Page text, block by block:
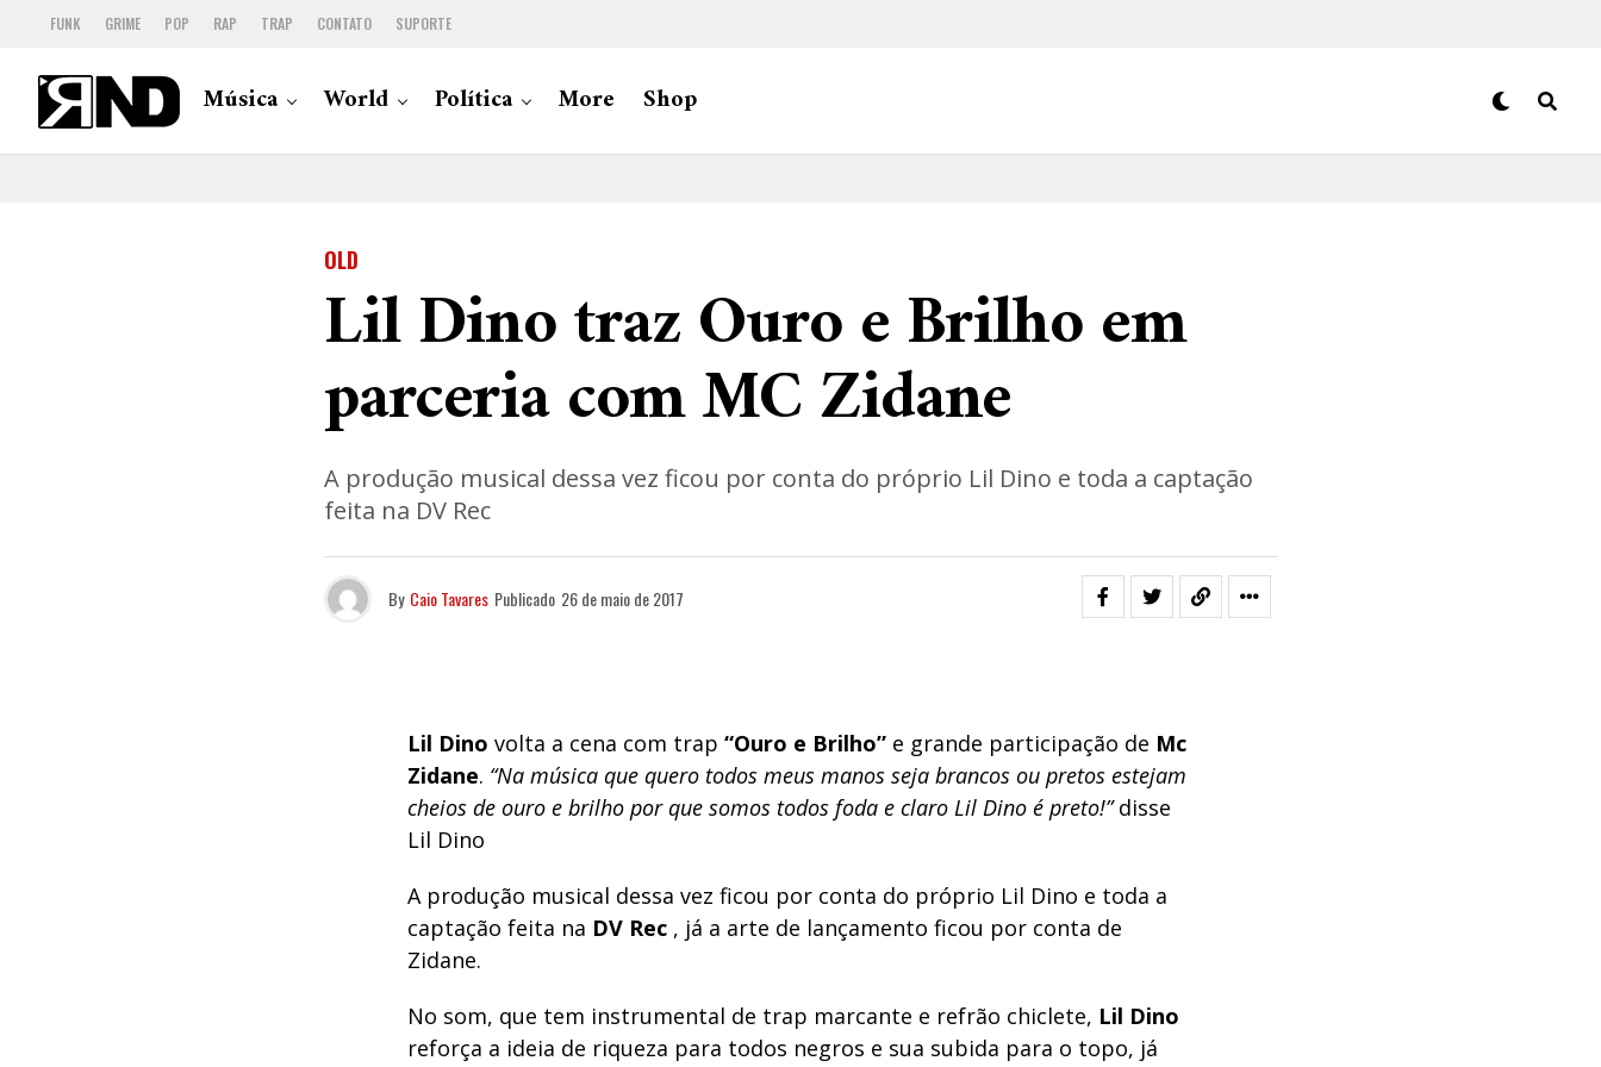
FUNK GRIME POP RAP TRAP CONTATO SUPORTE
Música World Política More Shop
OLD
Lil Dino traz Ouro e Brilho em
parceria com MC Zidane
A produção musical dessa vez ficou por conta do próprio Lil Dino e toda a captação
feita na DV Rec
By Caio Tavares Publicado 26 de maio de 2017
Lil Dino volta a cena com trap “Ouro e Brilho” e grande participação de Mc
Zidane. “Na música que quero todos meus manos seja brancos ou pretos estejam
cheios de ouro e brilho por que somos todos foda e claro Lil Dino é preto!”disse
Lil Dino
A produção musical dessa vez ficou por conta do próprio Lil Dino e toda a
captação feita na DV Rec , já a arte de lançamento ficou por conta de
Zidane.
No som, que tem instrumental de trap marcante e refrão chiclete, Lil Dino
reforça a ideia de riqueza para todos negros e sua subida para o topo, já